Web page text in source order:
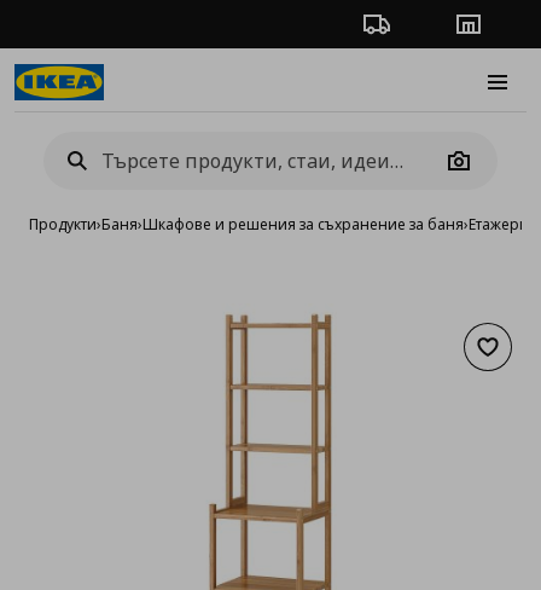
Проследяване на
Camera
Продукти›Баня›Шкафове и решения за съхранение за баня›Етaжерки